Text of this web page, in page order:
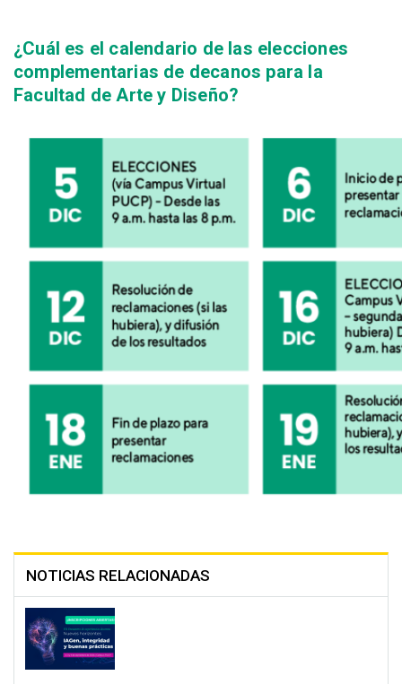
¿Cuál es el calendario de las elecciones
complementarias de decanos para la
Facultad de Arte y Diseño?
NOTICIAS RELACIONADAS